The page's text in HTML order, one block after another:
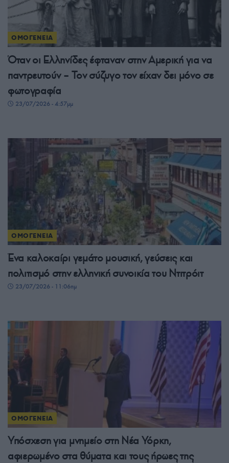
ΟΜΟΓΕΝΕΙΑ
Όταν οι Ελληνίδες έφταναν στην Αμερική για να
παντρευτούν – Τον σύζυγο τον είχαν δει μόνο σε
φωτογραφία
23/07/2026 - 4:57μμ
ΟΜΟΓΕΝΕΙΑ
Ένα καλοκαίρι γεμάτο μουσική, γεύσεις και
πολιτισμό στην ελληνική συνοικία του Ντιτρόιτ
23/07/2026 - 11:06πμ
ΟΜΟΓΕΝΕΙΑ
Υπόσχεση για μνημείο στη Νέα Υόρκη,
αφιερωμένο στα θύματα και τους ήρωες της